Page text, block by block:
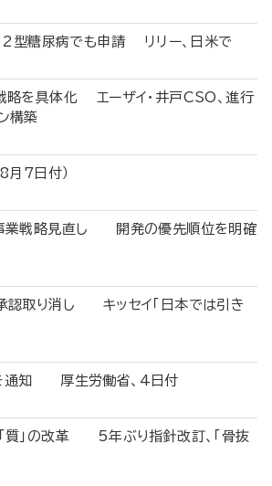
型糖尿病でも申請 リリー、日米で
略を具体化 エーザイ・井戸CSO、進行
構築
（8月7日付）
事業戦略見直し 開発の優先順位を明確
認取り消し キッセイ「日本では引き
通知 厚生労働省、4日付
質」の改革 5年ぶり指針改訂、「骨抜